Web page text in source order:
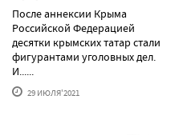
После аннексии Крыма
Российской Федерацией
десятки крымских татар стали
фигурантами уголовных дел.
И......
29 ИЮЛЯ'2021